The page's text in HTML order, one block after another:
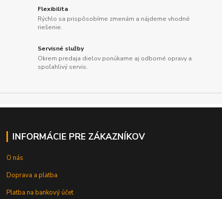
Flexibilita
Rýchlo sa prispôsobíme zmenám a nájdeme vhodné
riešenie.
Servisné služby
Okrem predaja dielov ponúkame aj odborné opravy a
spoľahlivý servis.
INFORMÁCIE PRE ZÁKAZNÍKOV
O nás
Doprava a platba
Platba na bankový účet